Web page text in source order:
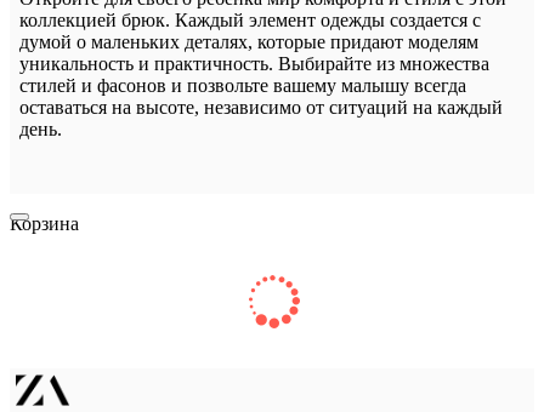
коллекцией брюк. Каждый элемент одежды создается с
думой о маленьких деталях, которые придают моделям
уникальность и практичность. Выбирайте из множества
стилей и фасонов и позвольте вашему малышу всегда
оставаться на высоте, независимо от ситуаций на каждый
день.
Корзина